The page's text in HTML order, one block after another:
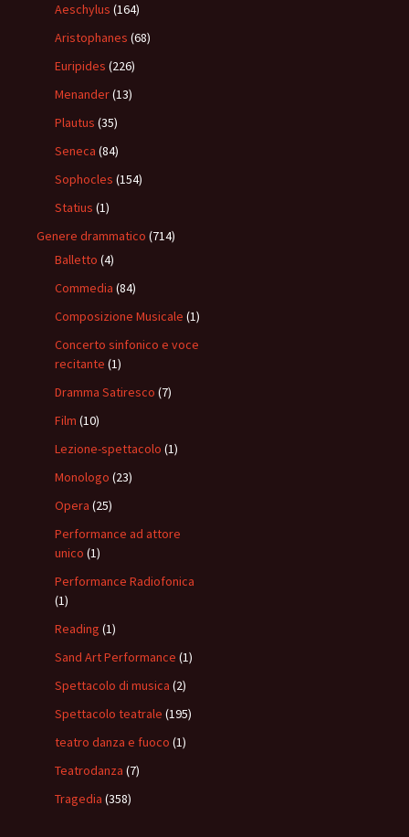
Aeschylus (164)
Aristophanes (68)
Euripides (226)
Menander(13)
Plautus (35)
Seneca (84)
Sophocles (154)
Statius (1)
Genere drammatico (714)
Balletto (4)
Commedia (84)
Composizione Musicale (1)
Concerto sinfonico e voce
recitante (1)
Dramma Satiresco (7)
Film (10)
Lezione-spettacolo (1)
Monologo (23)
Opera (25)
Performance ad attore
unico (1)
Performance Radiofonica
(1)
Reading (1)
Sand Art Performance (1)
Spettacolo di musica (2)
Spettacolo teatrale (195)
teatro danza e fuoco (1)
Teatrodanza (7)
Tragedia (358)